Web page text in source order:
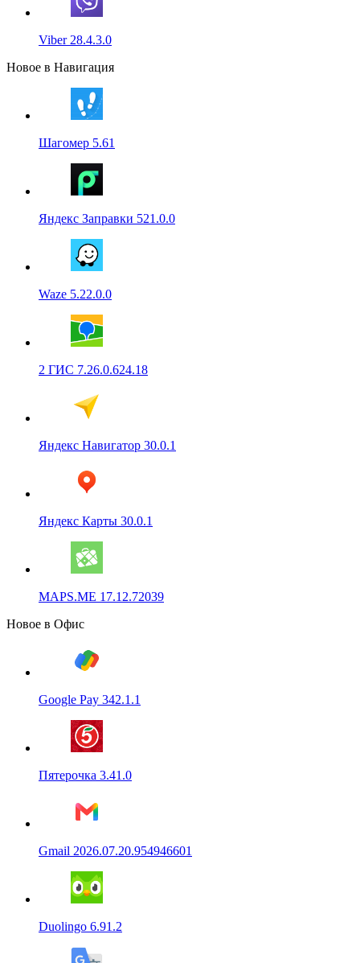
Viber 28.4.3.0
Новое в Навигация
Шагомер 5.61
Яндекс Заправки 521.0.0
Waze 5.22.0.0
2 ГИС 7.26.0.624.18
Яндекс Навигатор 30.0.1
Яндекс Карты 30.0.1
MAPS.ME 17.12.72039
Новое в Офис
Google Pay 342.1.1
Пятерочка 3.41.0
Gmail 2026.07.20.954946601
Duolingo 6.91.2